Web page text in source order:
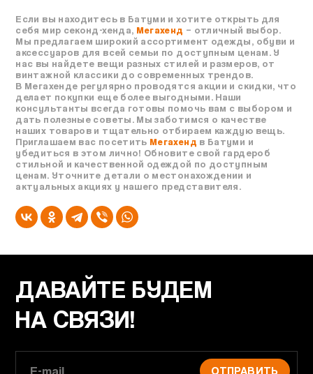
Если вы находитесь в Батуми и хотите открыть для
себя мир секонд-хенда, Мегахенд – отличный выбор.
Мы предлагаем широкий ассортимент одежды, обуви и
аксессуаров для всей семьи по доступным ценам. У
нас вы найдете вещи разных стилей и размеров, от
винтажной классики до современных трендов.
В Мегахенде регулярно проводятся акции и скидки, что
делает покупки еще более выгодными. Наши
консультанты всегда готовы помочь вам с выбором и
дать полезные советы. Мы заботимся о качестве
наших товаров и тщательно отбираем каждую вещь.
Приглашаем вас посетить Мегахенд в Батуми и
убедиться в этом лично! Обновите свой гардероб
стильной и качественной одеждой по доступным
ценам. Уточните детали о местонахождении и
актуальных акциях у нашего представителя.
ДАВАЙТЕ БУДЕМ
НА СВЯЗИ!
ОТПРАВИТЬ